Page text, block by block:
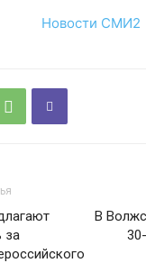
Новости СМИ2
за
В